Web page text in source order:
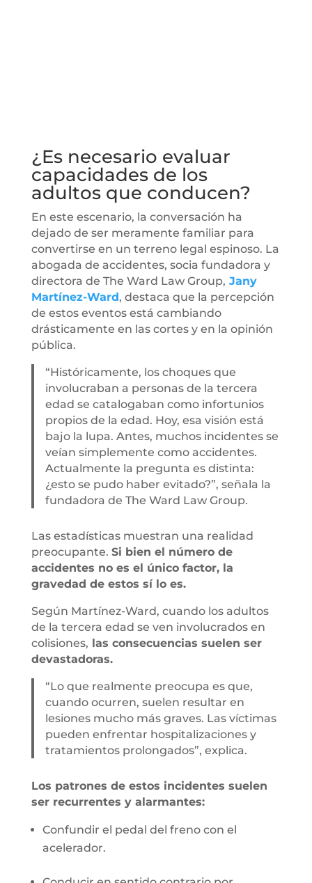
¿Es necesario evaluar
capacidades de los
adultos que conducen?
En este escenario, la conversación ha
dejado de ser meramente familiar para
convertirse en un terreno legal espinoso. La
abogada de accidentes, socia fundadora y
directora de The Ward Law Group, Jany
Martínez-Ward, destaca que la percepción
de estos eventos está cambiando
drásticamente en las cortes y en la opinión
pública.
“Históricamente, los choques que
involucraban a personas de la tercera
edad se catalogaban como infortunios
propios de la edad. Hoy, esa visión está
bajo la lupa. Antes, muchos incidentes se
veían simplemente como accidentes.
Actualmente la pregunta es distinta:
¿esto se pudo haber evitado?”, señala la
fundadora de The Ward Law Group.
Las estadísticas muestran una realidad
preocupante. Si bien el número de
accidentes no es el único factor, la
gravedad de estos sí lo es.
Según Martínez-Ward, cuando los adultos
de la tercera edad se ven involucrados en
colisiones, las consecuencias suelen ser
devastadoras.
“Lo que realmente preocupa es que,
cuando ocurren, suelen resultar en
lesiones mucho más graves. Las víctimas
pueden enfrentar hospitalizaciones y
tratamientos prolongados”, explica.
Los patrones de estos incidentes suelen
ser recurrentes y alarmantes:
Confundir el pedal del freno con el
acelerador.